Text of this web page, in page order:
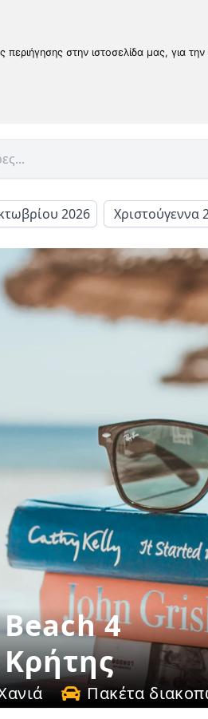
στην ιστοσελίδα μας, για
2026 Χριστούγεννα
4
Πακέτα